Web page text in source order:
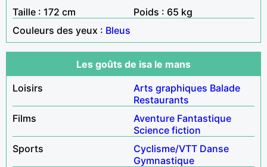
Taille : 172 cm
Poids : 65 kg
Couleurs des yeux : Bleus
Les goûts de isa le mans
Loisirs
Arts graphiques Balade
Restaurants
Films
Aventure Fantastique
Science fiction
Sports
Cyclisme/VTT Danse
Gymnastique